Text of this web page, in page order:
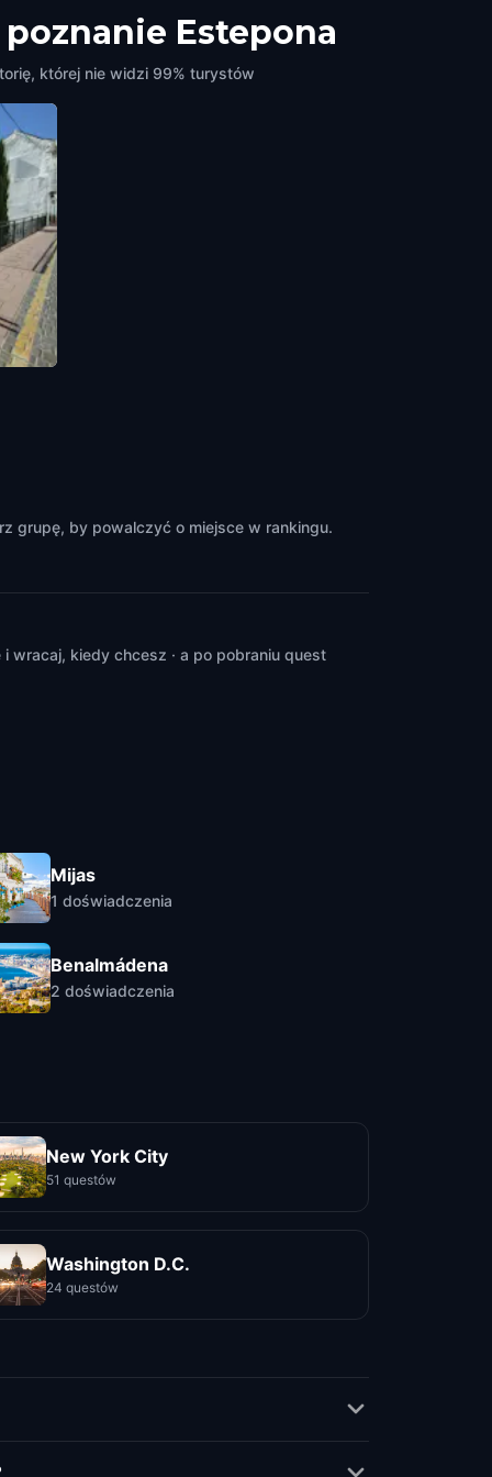
Estepona
której nie widzi 99% turystów
grupę, by powalczyć o miejsce w rankingu.
wracaj, kiedy chcesz · a po pobraniu quest
Mijas
1 doświadczenia
Benalmádena
2 doświadczenia
New York City
51 questów
Washington D.C.
24 questów